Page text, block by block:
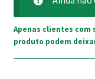
Apenas clientes com
produto podem